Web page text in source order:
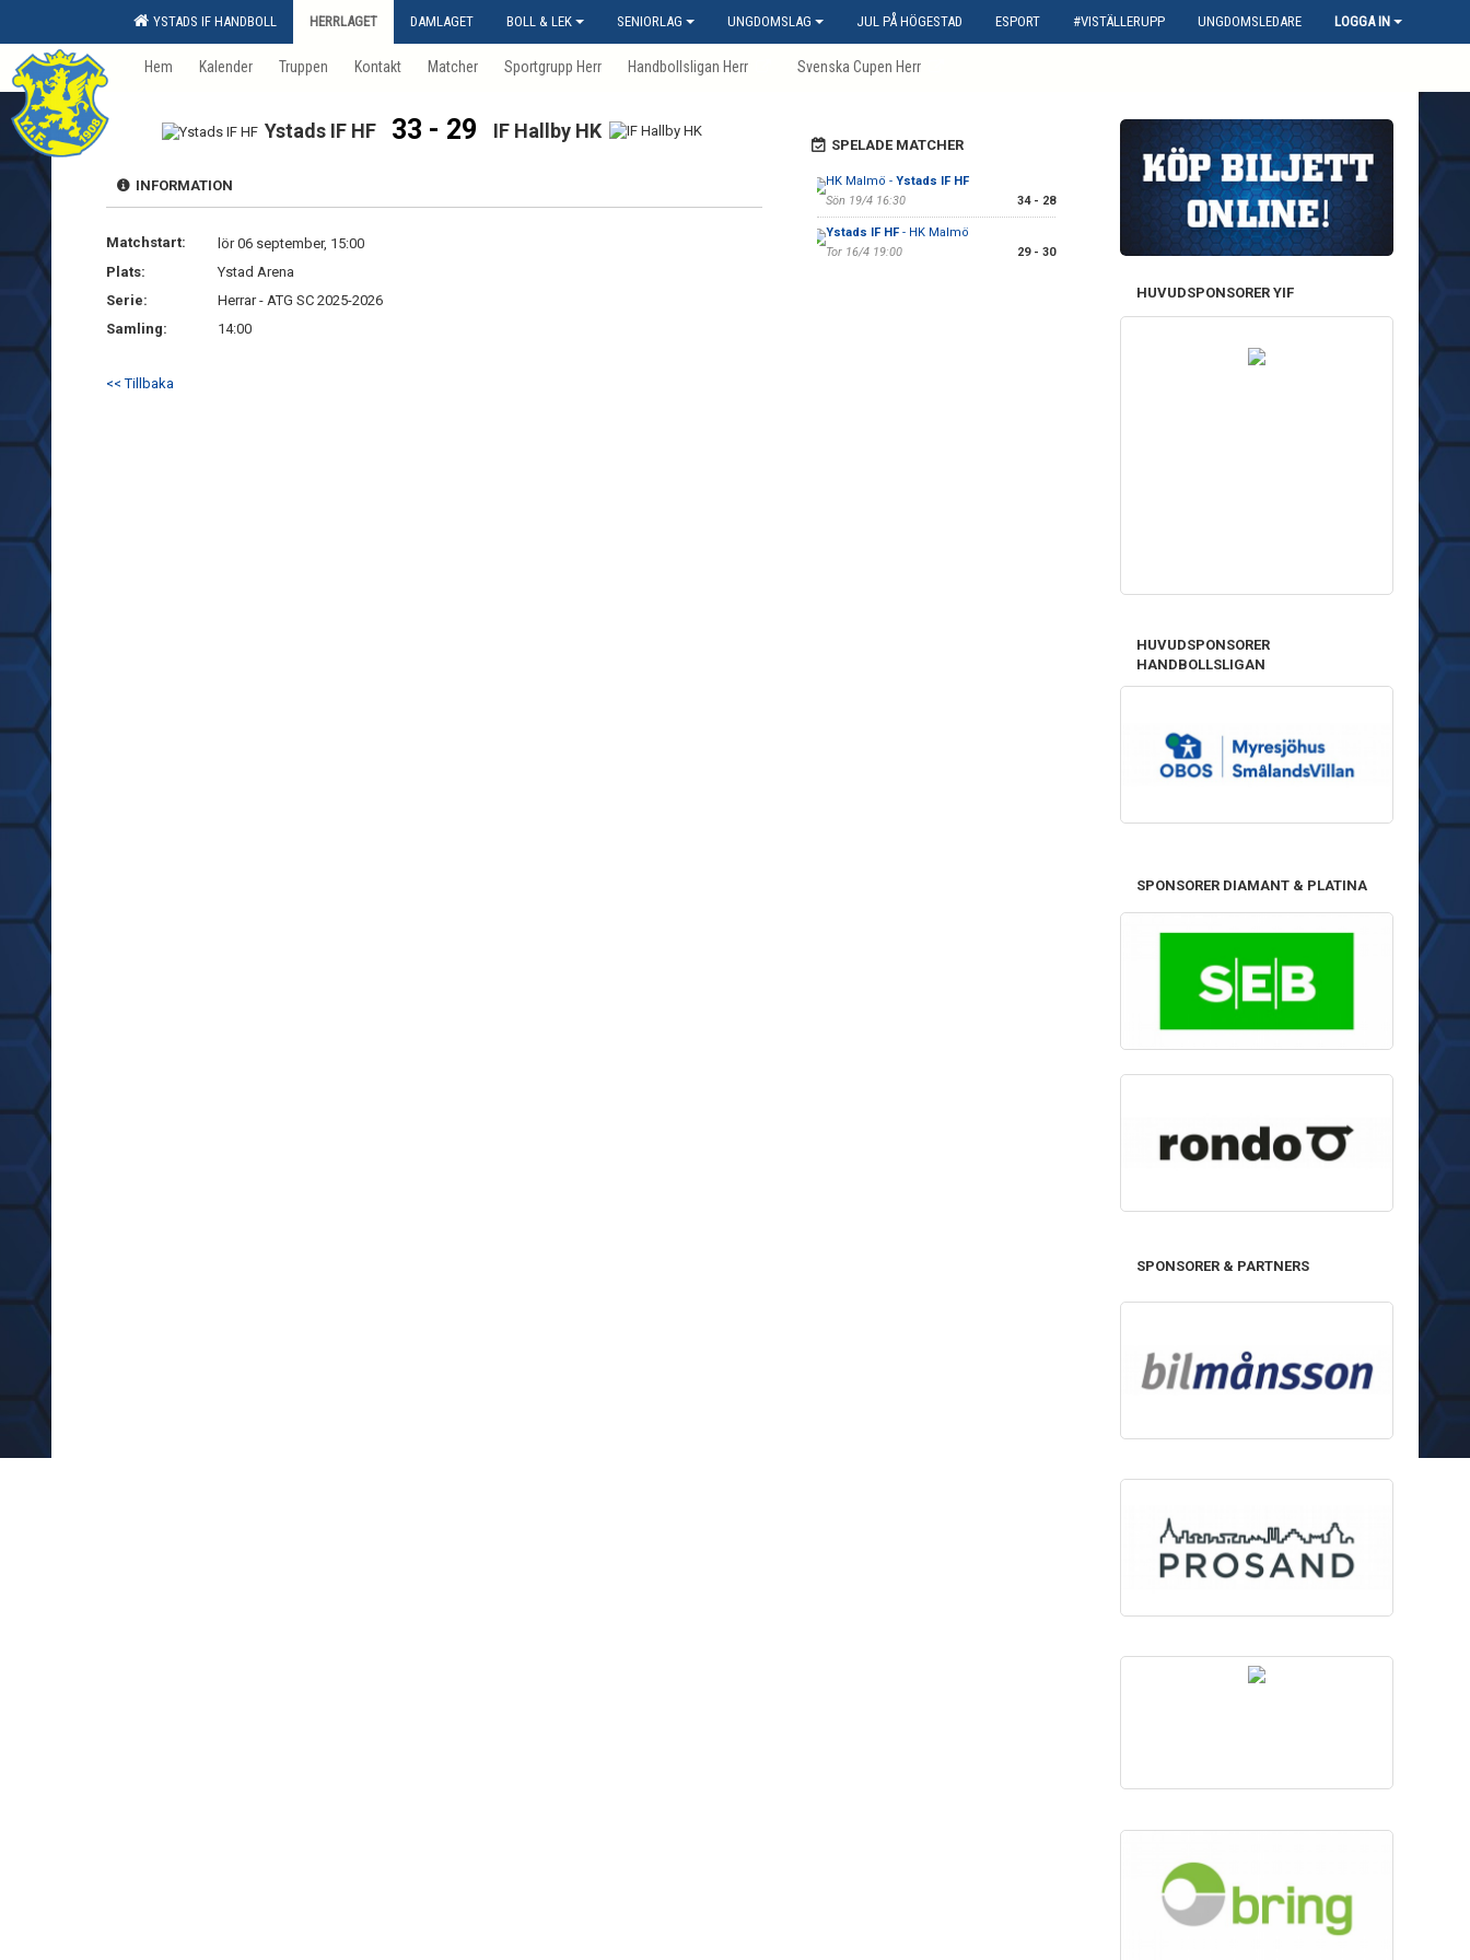
YSTADS IF HANDBOLL HERRLAGET DAMLAGET BOLL & LEK SENIORLAG UNGDOMSLAG JUL PÅ HÖGESTAD ESPORT #VISTÄLLERUPP UNGDOMSLEDARE LOGGA IN
Hem Kalender Truppen Kontakt Matcher Sportgrupp Herr Handbollsligan Herr Svenska Cupen Herr
Ystads IF HF 33 - 29 IF Hallby HK
INFORMATION
Matchstart:
lör 06 september, 15:00
Plats:
Ystad Arena
Serie:
Herrar - ATG SC 2025-2026
Samling:
14:00
<< Tillbaka
SPELADE MATCHER
HK Malmö - Ystads IF HF
Sön 19/4 16:30
34 - 28
Ystads IF HF- HK Malmö
Tor 16/4 19:00
29 - 30
HUVUDSPONSORER YIF
HUVUDSPONSORER
HANDBOLLSLIGAN
SPONSORER DIAMANT & PLATINA
SPONSORER & PARTNERS